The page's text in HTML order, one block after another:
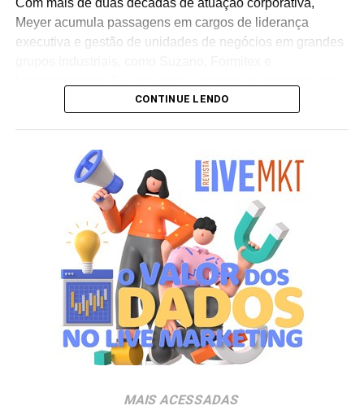
Meyer acumula passagens em cargos de liderança
executiva e gestão de unidades de negócios em grandes
papel e celulose, indústria química, adesivos, iluminação
atuação comercial da companhia, ampliar a presença no
mercado nacional e desenvolver relações cada vez mais
próximas com clientes, distribuidores e parceiros, sempre
com foco em resultados sustentáveis e no crescimento
conjunto”, afirma Thomas Meyer.
Para a alta liderança da empresa, a chegada do
executivo integra a estratégia para consolidar a presença
da marca em diferentes canais de distribuição pelo país.
“Com a capacidade de liderar grandes times, Thomas tem
ampla experiência no desenvolvimento de negócios e
CONTINUE LENDO
MAIS ACESSADAS